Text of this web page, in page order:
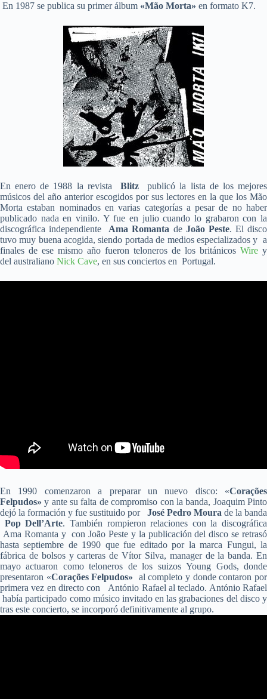
En 1987 se publica su primer álbum «Mão Morta» en formato K7.
En enero de 1988 la revista Blitzpublicó la lista de los mejores
músicos del año anterior escogidos por sus lectores en la que los Mão
Morta estaban nominados en varias categorías a pesar de no haber
publicado nada en vinilo. Y fue en julio cuando lo grabaron con la
discográfica independiente Ama Romanta de João Peste. El disco
tuvo muy buena acogida, siendo portada de medios especializados y a
finales de ese mismo año fueron teloneros de los británicos Wire y
del australiano Nick Cave, en sus conciertos en Portugal.
En 1990 comenzaron a preparar un nuevo disco: «Corações
Felpudos» y ante su falta de compromiso con la banda, Joaquim Pinto
dejó la formación y fue sustituido por José Pedro Moura de la banda
Pop Dell’Arte. También rompieron relaciones con la discográfica
Ama Romanta y con João Peste y la publicación del disco se retrasó
hasta septiembre de 1990 que fue editado por la marca Fungui, la
fábrica de bolsos y carteras de Vítor Silva, manager de la banda. En
mayo actuaron como teloneros de los suizos Young Gods, donde
presentaron «Corações Felpudos» al completo y donde contaron por
primera vez en directo con António Rafael al teclado. António Rafael
había participado como músico invitado en las grabaciones del disco y
tras este concierto, se incorporó definitivamente al grupo.